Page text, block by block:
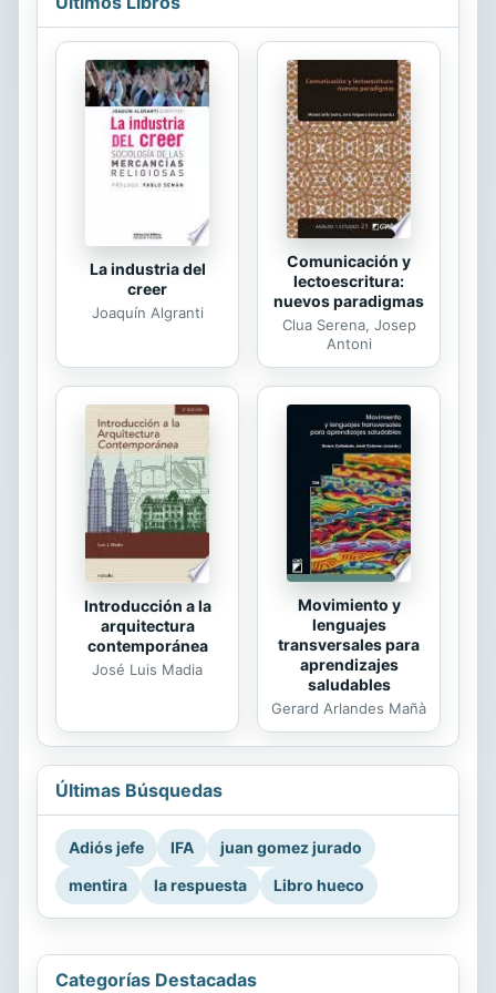
tradicional sobre la buena de
necessaria para la prescripcion, fijada
ya fondamentalmente en el IV
Concilio de Letran, el ano 1215. Para
su interpretacion, hay que aplicar la
norma del canon 6,2: Canones qui
ius vetus ex integro referunt, ex
La industria del
creer
Joaquín Algranti
Comunicación y
lectoescritura:
nuevos paradigmas
Clua Serena, Josep
Antoni
Introducción a la
arquitectura
contemporánea
José Luis Madia
Movimiento y
lenguajes
transversales para
aprendizajes
saludables
Gerard Arlandes Mañà
Últimas Búsquedas
Adiós jefe IFA
juan gomez jurado
mentira
la respuesta Libro hueco
Categorías Destacadas